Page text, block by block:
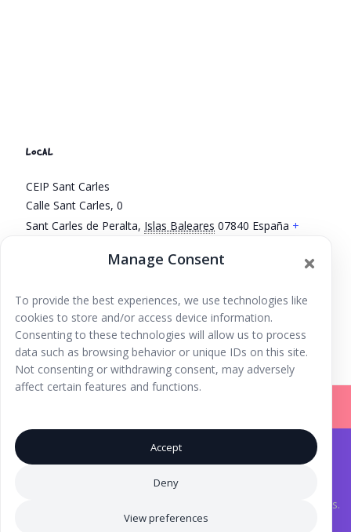
Manage Consent
To provide the best experiences, we use technologies like
cookies to store and/or access device information.
Consenting to these technologies will allow us to process
data such as browsing behavior or unique IDs on this site.
Not consenting or withdrawing consent, may adversely
affect certain features and functions.
Accept
Deny
View preferences
LOCAL
CEIP Sant Carles
Calle Sant Carles, 0
Sant Carles de Peralta, Islas Baleares 07840 España +
Teatro de marionetas Junts preparación al parto
Iniciar Sesión | Registrarse |
Copyright © 2026Ibiza Fun Family. Todos los derechos
reservados.Aviso Legal
y Laura Torres.
Iconos creados por Eucalyp - Flaticon